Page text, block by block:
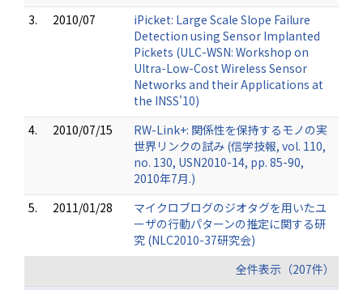
3.
2010/07
iPicket: Large Scale Slope Failure
Detection using Sensor Implanted
Pickets (ULC-WSN: Workshop on
Ultra-Low-Cost Wireless Sensor
Networks and their Applications at
the INSS'10)
4.
2010/07/15
RW-Link+: 関係性を保持するモノの実
世界リンクの試み (信学技報, vol. 110,
no. 130, USN2010-14, pp. 85-90,
2010年7月.)
5.
2011/01/28
マイクロブログのジオタグを用いたユ
ーザの行動パターンの推定に関する研
究 (NLC2010-37研究会)
全件表示（207件）